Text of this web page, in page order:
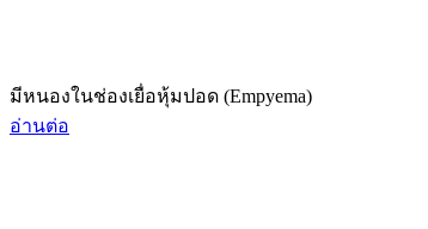
มีหนองในช่องเยื่อหุ้มปอด (Empyema)
อ่านต่อ